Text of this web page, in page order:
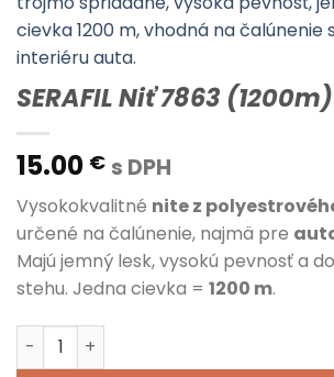
SERAFIL Niť 7863
15.00 € s DPH
Vysokokvalitné nite z
určené na čalúnenie, najmä pre
Majú jemný lesk, vysokú pevnosť a
stehu. Jedna cievka = 1200 m.
množstvo SERAFIL Niť 7863 (1200m)-